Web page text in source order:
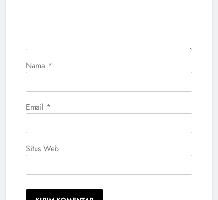
Nama *
Email *
Situs Web